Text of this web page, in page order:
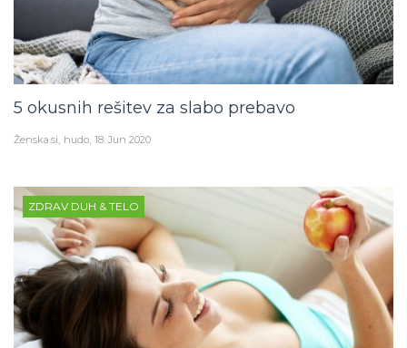
5 okusnih rešitev za slabo prebavo
Ženska.si hudo 18. Jun 2020
ZDRAV DUH & TELO